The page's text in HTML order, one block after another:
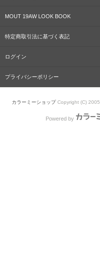
MOUT 19AW LOOK BOOK
特定商取引法に基づく表記
ログイン
プライバシーポリシー
カラーミーショップCopyright (C)
Powered by